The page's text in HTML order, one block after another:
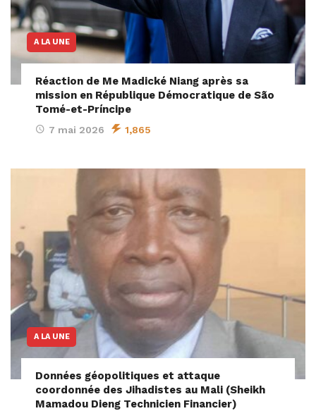
A LA UNE
Réaction de Me Madické Niang après sa
mission en République Démocratique de São
Tomé-et-Príncipe
7 mai 2026 1,865
A LA UNE
Données géopolitiques et attaque
coordonnée des Jihadistes au Mali (Sheikh
Mamadou Dieng Technicien Financier)